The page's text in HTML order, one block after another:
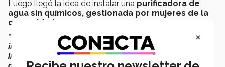
Luego llegó la idea de instalar una purificadora de
agua sin químicos, gestionada por mujeres de la
comunidad.
“Vivimos a orillas del agua, pero no sabíamos la
importancia del agua purificada
Nunca nos
imaginamos que podríamos tener una purificadora
×